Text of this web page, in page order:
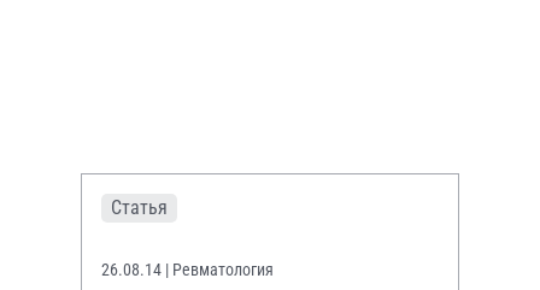
Статья
26.08.14 | Ревматология